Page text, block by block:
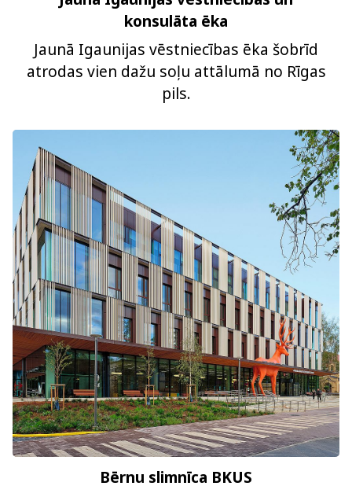
konsulāta ēka
Jaunā Igaunijas vēstniecības ēka šobrīd
atrodas vien dažu soļu attālumā no Rīgas
pils.
Bērnu slimnīca BKUS